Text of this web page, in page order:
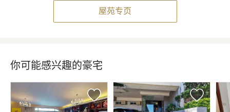
屋苑专页
你可能感兴趣的豪宅